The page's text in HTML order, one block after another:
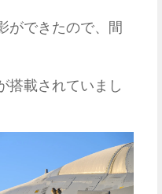
ができたので、間
搭載されていまし